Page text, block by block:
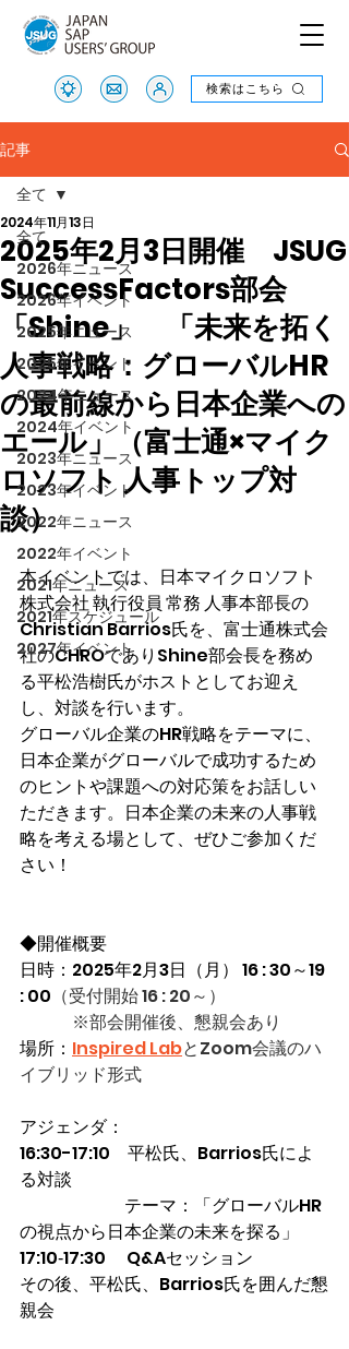
検索はこちら
検索はこちら
記事
全て
2026年ニュース
2026年イベント
2025年ニュース
2025年イベント
2024年ニュース
2024年イベント
2023年ニュース
2023年イベント
2022年ニュース
2022年イベント
2021年ニュース
2021年スケジュール
2027年イベント
全て
2025年2月3日開催 JSUG
SuccessFactors部会
「Shine」 「未来を拓く
人事戦略：グローバルHR
の最前線から日本企業への
エール」（富士通×マイク
ロソフト 人事トップ対
談）
2024年11月13日
本イベントでは、日本マイクロソフト
株式会社 執行役員 常務 人事本部長の
Christian Barrios氏を、富士通株式会
社のCHROでありShine部会長を務め
る平松浩樹氏がホストとしてお迎え
し、対談を行います。
グローバル企業のHR戦略をテーマに、
日本企業がグローバルで成功するため
のヒントや課題への対応策をお話しい
ただきます。日本企業の未来の人事戦
略を考える場として、ぜひご参加くだ
さい！
◆開催概要
日時：2025年2月3日（月） 16 : 30～19
: 00 （受付開始 16 : 20～）
※部会開催後、懇親会あり
場所： Inspired LabとZoom会議のハ
イブリッド形式
アジェンダ：
16:30-17:10　平松氏、Barrios氏によ
る対談
テーマ：「グローバルHR
の視点から日本企業の未来を探る」
17:10‐17:30　 Q&Aセッション
その後、平松氏、Barrios氏を囲んだ懇
親会